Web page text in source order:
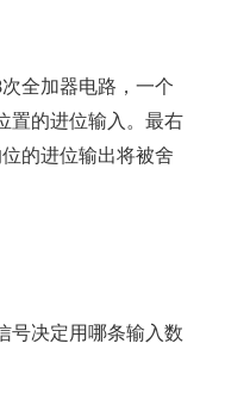
全加器电路，一个
置的进位输入。最右
的进位输出将被舍
号决定用哪条输入数